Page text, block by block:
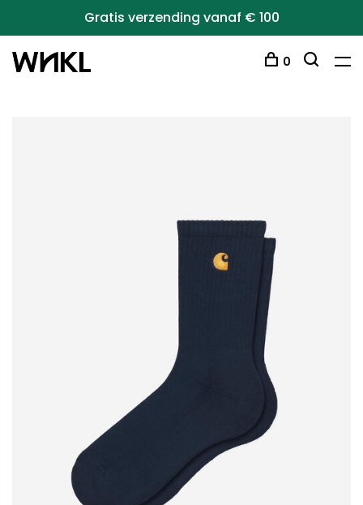
Gratis verzending vanaf € 100
0